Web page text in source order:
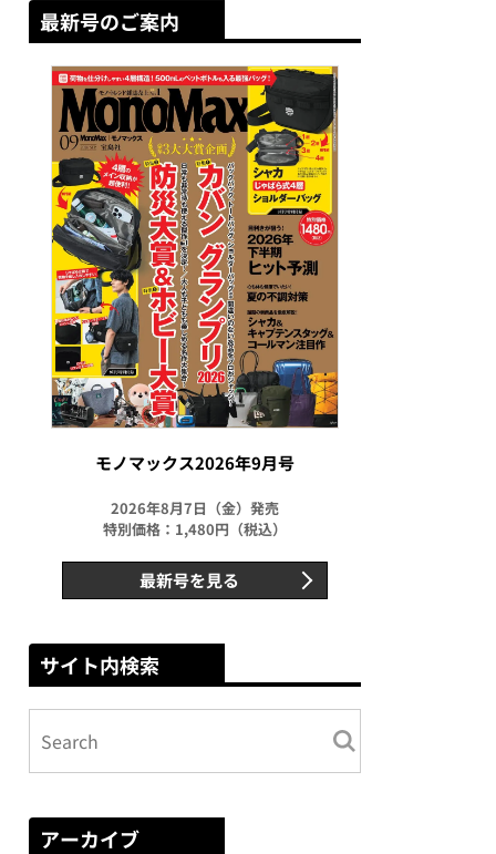
最新号のご案内
モノマックス2026年9月号
2026年8月7日（金）発売
特別価格：1,480円（税込）
最新号を見る
サイト内検索
アーカイブ